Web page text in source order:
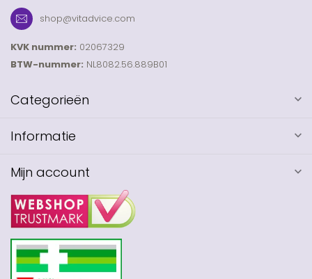
shop@vitadvice.com
KVK nummer: 02067329
BTW-nummer: NL8082.56.889B01
Categorieën
Informatie
Mijn account